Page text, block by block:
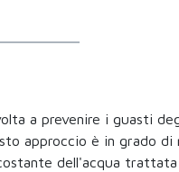
a prevenire i guasti
approccio è in grado
dell'acqua